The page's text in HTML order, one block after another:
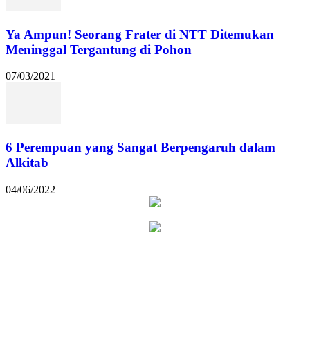
Ya Ampun! Seorang Frater di NTT Ditemukan
Meninggal Tergantung di Pohon
07/03/2021
6 Perempuan yang Sangat Berpengaruh dalam
Alkitab
04/06/2022